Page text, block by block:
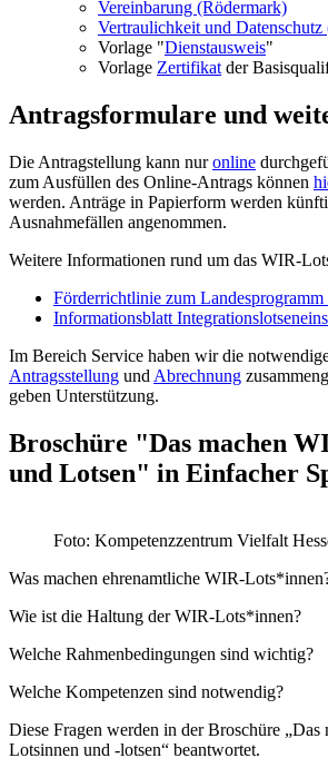
Vereinbarung (Rödermark)
Vertraulichkeit und Datenschutz
Vorlage "Dienstausweis"
Vorlage Zertifikat der
Antragsformulare und
Die Antragstellung kann nuronline
zum Ausfüllen des Online-Antrags können
werden. Anträge in Papierform werden
Ausnahmefällen angenommen.
Weitere Informationen rund um das WIR-
Förderrichtlinie zum
Informationsblatt
Im Bereich Service haben wir die
Antragsstellung und Abrechnung
geben Unterstützung.
Broschüre "Das machen
und Lotsen" in Einfacher
Foto: Kompetenzzentrum Vielfalt
Was machen ehrenamtliche WIR-
Wie ist die Haltung der WIR-Lots*innen?
Welche Rahmenbedingungen sind wichtig?
Welche Kompetenzen sind notwendig?
Diese Fragen werden in der Broschüre „Das
Lotsinnen und -lotsen“ beantwortet.